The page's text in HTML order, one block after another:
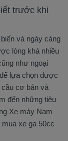
trước khi
và ngày càng
lòng khá nhiều
như ngoại
lựa chọn được
cơ bản và
đến những tiêu
Xe máy Nam
xe ga 50cc